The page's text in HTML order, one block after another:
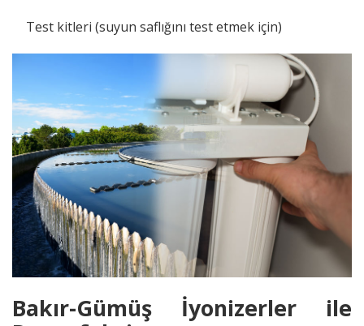
Test kitleri (suyun saflığını test etmek için)
Bakır-Gümüş İyonizerler ile